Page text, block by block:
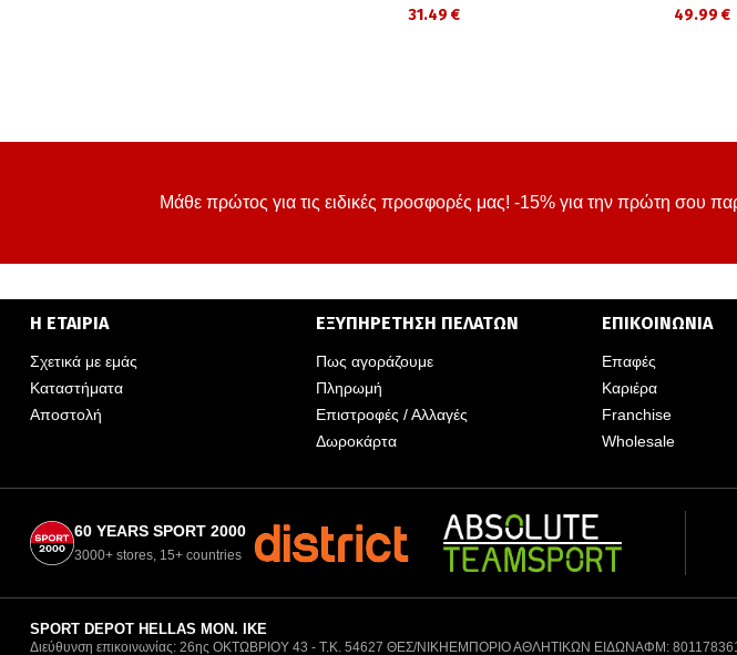
31.49 € 49.99 €
Μάθε πρώτος για τις ειδικές προσφορές μας! -15% για την πρώτη σου
Η ΕΤΑΙΡΙΑ
Σχετικά με εμάς
Καταστήματα
Αποστολή
ΕΞΥΠΗΡΕΤΗΣΗ ΠΕΛΑΤΩΝ
Πως αγοράζουμε
Πληρωμή
Επιστροφές / Αλλαγές
Δωροκάρτα
ΕΠΙΚΟΙΝΩΝΙΑ
Επαφές
Καριέρα
Franchise
Wholesale
60 YEARS SPORT 2000
3000+ stores, 15+ countries
SPORT DEPOT HELLAS ΜΟΝ. ΙΚΕ
Διεύθυνση επικοινωνίας: 26ης ΟΚΤΩΒΡΙΟΥ 43 - Τ.Κ. 54627 ΘΕΣ/ΝΙΚΗΕΜΠΟΡΙΟ ΑΘΛΗΤΙΚΩΝ ΕΙΔΩΝΑΦΜ: